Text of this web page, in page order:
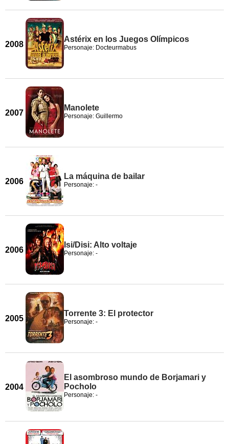
2008
Astérix en los Juegos Olímpicos
Personaje: Docteurmabus
2007
Manolete
Personaje: Guillermo
2006
La máquina de bailar
Personaje: -
2006
Isi/Disi: Alto voltaje
Personaje: -
2005
Torrente 3: El protector
Personaje: -
2004
El asombroso mundo de Borjamari y
Pocholo
Personaje: -